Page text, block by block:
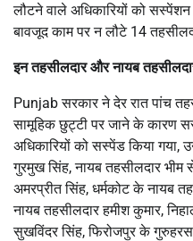
लौटने वाले अधिकारियों को
बावजूद काम पर न लौटे 14
इन तहसीलदार और नायब
Punjab सरकार ने देर रात पांच
सामूहिक छुट्टी पर जाने के कारण
अधिकारियों को सस्पेंड किया गया,
गुरमुख सिंह, नायब तहसीलदार
अमरप्रीत सिंह, धर्मकोट के नायब
नायब तहसीलदार हमीश कुमार,
सुखविंदर सिंह, फिरोजपुर के